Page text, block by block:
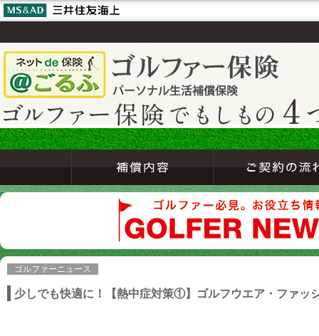
ゴルファーニュース
少しでも快適に！【熱中症対策①】ゴルフウエア・ファッ